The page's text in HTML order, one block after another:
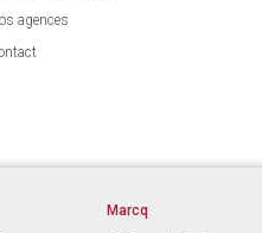
agences
Marcq